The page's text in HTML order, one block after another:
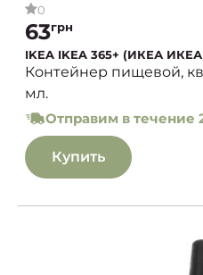
0
63грн
IKEA IKEA 365+ (ИКЕА ИКЕА
Контейнер пищевой,
мл.
Отправим в течение
Купить